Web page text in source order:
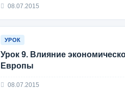
08.07.2015
УРОК
Урок 9. Влияние
Европы
08.07.2015